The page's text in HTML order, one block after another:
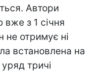
Автори
з 1 січня
не отримує ні
встановлена на
тричі